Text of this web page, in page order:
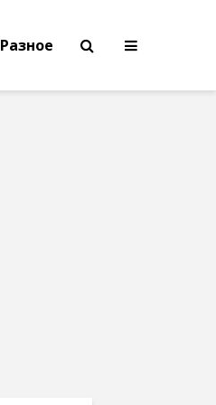
Разное